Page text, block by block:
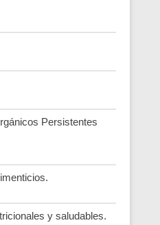
Persistentes
y saludables.